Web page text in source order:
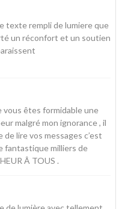
texte rempli de lumiere que
un réconfort et un soutien
vous êtes formidable une
malgré mon ignorance , il
lire vos messages c’est
fantastique milliers de
Â TOUS .